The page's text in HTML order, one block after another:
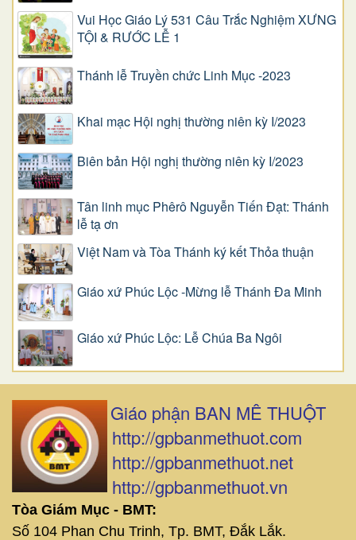
Vui Học Giáo Lý 531 Câu Trắc Nghiệm XƯNG
TỘI & RƯỚC LỄ 1
Thánh lễ Truyền chức Linh Mục -2023
Khai mạc Hội nghị thường niên kỳ I/2023
Biên bản Hội nghị thường niên kỳ I/2023
Tân linh mục Phêrô Nguyễn Tiến Đạt: Thánh
lễ tạ ơn
Việt Nam và Tòa Thánh ký kết Thỏa thuận
Giáo xứ Phúc Lộc -Mừng lễ Thánh Đa Minh
Giáo xứ Phúc Lộc: Lễ Chúa Ba Ngôi
Giáo phận BAN MÊ THUỘT
http://gpbanmethuot.com
http://gpbanmethuot.net
http://gpbanmethuot.vn
Tòa Giám Mục - BMT:
Số 104 Phan Chu Trinh, Tp. BMT, Đắk Lắk.